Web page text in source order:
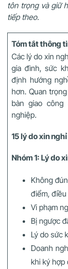
tôn trọng và giữ
tiếp theo.
Tóm tắt thông
Các lý do xin
gia đình, sức
định hướng
hơn. Quan
bàn giao
nghiệp.
15 lý do xin
Nhóm 1: Lý do
Không
điểm,
Vi phạm
Bị ngược
Lý do sức
Doanh
khi ký hợp